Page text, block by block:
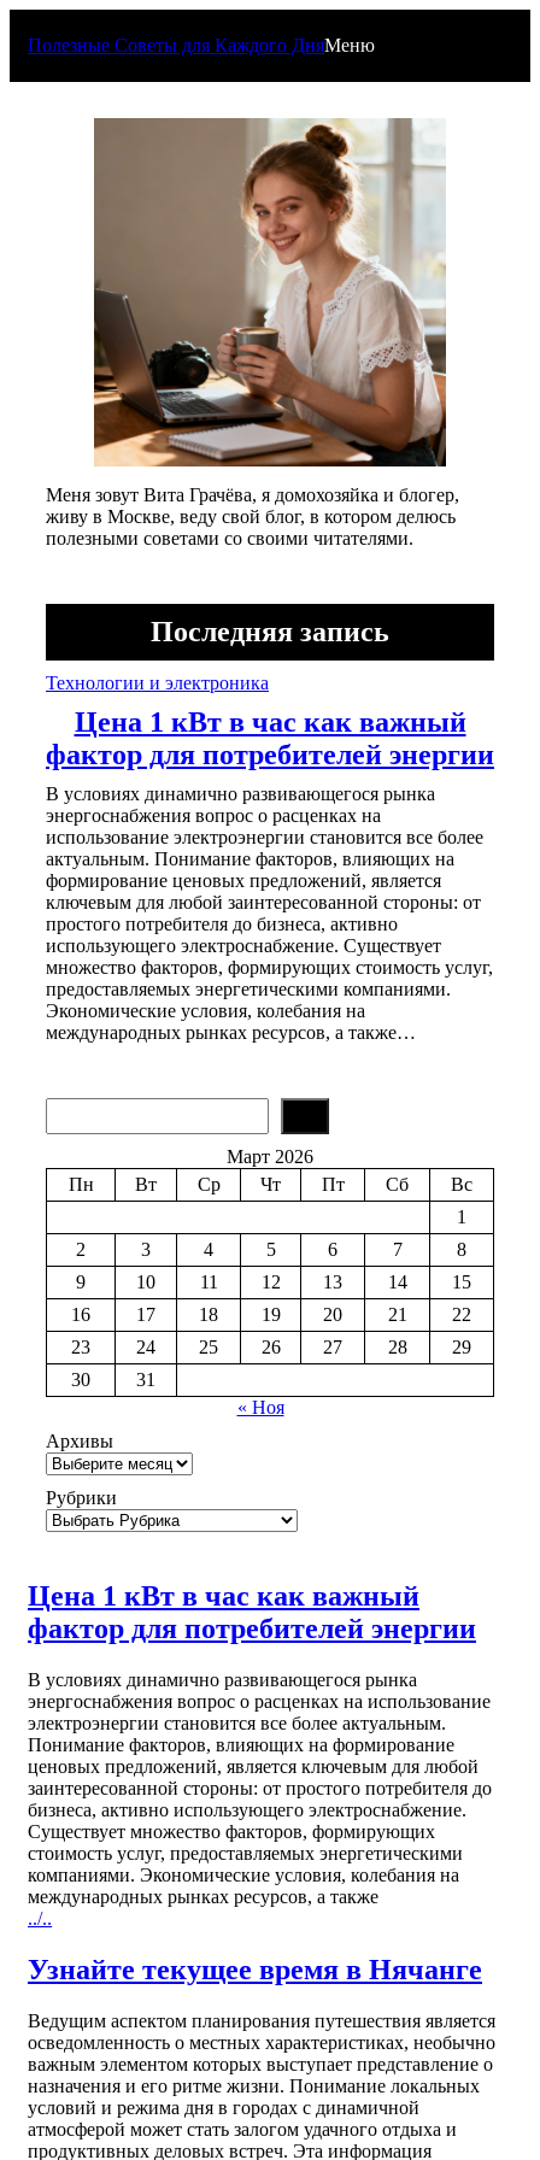
Полезные Советы для Каждого ДняМеню
Меня зовут Вита Грачёва, я домохозяйка и блогер,
живу в Москве, веду свой блог, в котором делюсь
полезными советами со своими читателями.
Последняя запись
Технологии и электроника
Цена 1 кВт в час как важный
фактор для потребителей энергии
В условиях динамично развивающегося рынка
энергоснабжения вопрос о расценках на
использование электроэнергии становится все более
актуальным. Понимание факторов, влияющих на
формирование ценовых предложений, является
ключевым для любой заинтересованной стороны: от
простого потребителя до бизнеса, активно
использующего электроснабжение. Существует
множество факторов, формирующих стоимость услуг,
предоставляемых энергетическими компаниями.
Экономические условия, колебания на
международных рынках ресурсов, а также…
e
r
Март 2026
Пн
Вт Ср Чт Пт Сб
Вс
1
2
3 4 5 6 7
8
9
10 11 12 13 14
15
16
17 18 19 20 21
22
23
24 25 26 27 28
29
30
31
« Ноя
Архивы
Рубрики
Цена 1 кВт в час как важный
фактор для потребителей энергии
В условиях динамично развивающегося рынка
энергоснабжения вопрос о расценках на использование
электроэнергии становится все более актуальным.
Понимание факторов, влияющих на формирование
ценовых предложений, является ключевым для любой
заинтересованной стороны: от простого потребителя до
бизнеса, активно использующего электроснабжение.
Существует множество факторов, формирующих
стоимость услуг, предоставляемых энергетическими
компаниями. Экономические условия, колебания на
международных рынках ресурсов, а также
../..
Узнайте текущее время в Нячанге
Ведущим аспектом планирования путешествия является
осведомленность о местных характеристиках, необычно
важным элементом которых выступает представление о
назначения и его ритме жизни. Понимание локальных
условий и режима дня в городах с динамичной
атмосферой может стать залогом удачного отдыха и
продуктивных деловых встреч. Эта информация